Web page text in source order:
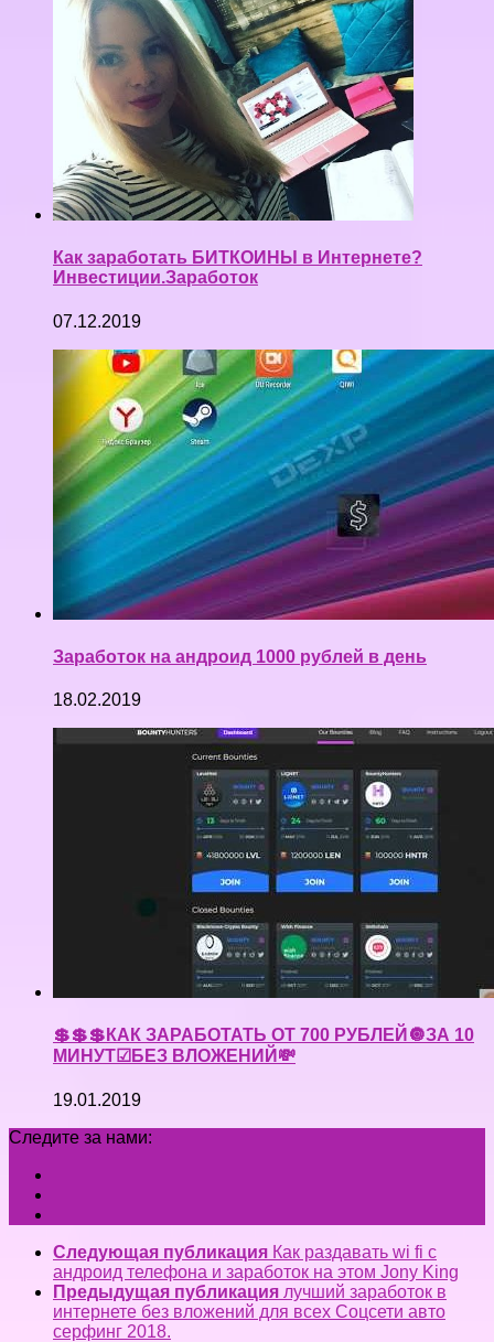
Как заработать БИТКОИНЫ в Интернете?
Инвестиции.Заработок
07.12.2019
Заработок на андроид 1000 рублей в день
18.02.2019
💲💲💲КАК ЗАРАБОТАТЬ ОТ 700 РУБЛЕЙ🔘ЗА 10
МИНУТ☑БЕЗ ВЛОЖЕНИЙ💸
19.01.2019
Следите за нами:
Следующая публикация Как раздавать wi fi с
андроид телефона и заработок на этом Jony King
Предыдущая публикация лучший заработок в
интернете без вложений для всех Соцсети авто
серфинг 2018.